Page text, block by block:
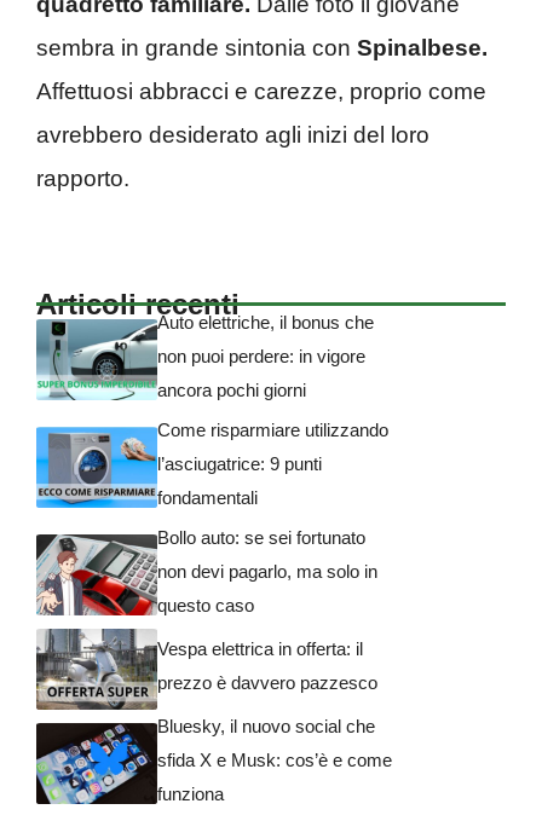
sembra in grande sintonia con Spinalbese.
Affettuosi abbracci e carezze, proprio come
avrebbero desiderato agli inizi del loro
rapporto.
Articoli recenti
Auto elettriche, il bonus che
non puoi perdere: in vigore
ancora pochi giorni
Come risparmiare utilizzando
l’asciugatrice: 9 punti
fondamentali
Bollo auto: se sei fortunato
non devi pagarlo, ma solo in
questo caso
Vespa elettrica in offerta: il
prezzo è davvero pazzesco
Bluesky, il nuovo social che
sfida X e Musk: cos’è e come
funziona